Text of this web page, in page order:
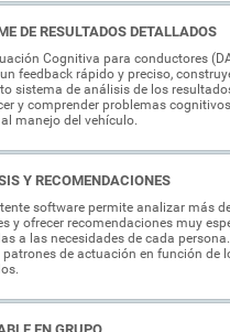
DE RESULTADOS DETALLADOS
Cognitiva para conductores
feedback rápido y preciso,
sistema de análisis de los
y comprender problemas
manejo del vehículo.
Y RECOMENDACIONES
software permite analizar más
y ofrecer recomendaciones muy
a las necesidades de cada
patrones de actuación en función de